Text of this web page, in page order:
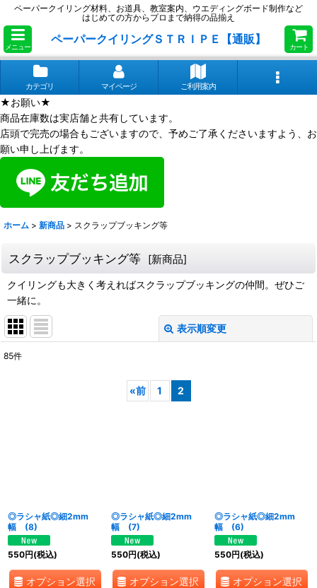
ペーパークイリング材料、お道具、教室案内、ウエディングボード制作など
はじめての方からプロまで納得の品揃え
メニュー
ペーパークイリングＳＴＲＩＰＥ【通販】
カート
カテゴリ マイページ ご利用案内
★お願い★
商品在庫数は実店舗と共有しています。
店頭で完売の場合もございますので、予めご了承くださいますよう、お
願い申し上げます。
ホーム > 新商品 > スクラップブッキング等
スクラップブッキング等 [新商品]
クイリングも大きく考えればスクラップブッキングの仲間。ぜひご
一緒に。
表示順変更
85件
«前 1 2
◎ラシャ紙◎細2mm
幅 (8)
550円(税込)
オプション選択
◎ラシャ紙◎細2mm
幅 (7)
550円(税込)
オプション選択
◎ラシャ紙◎細2mm
幅 (6)
550円(税込)
オプション選択